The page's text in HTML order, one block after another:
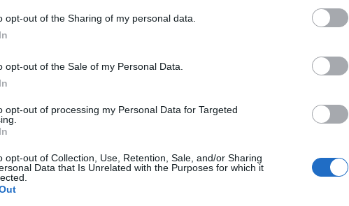
opt-out of the Sharing of my personal data.
opt-out of the Sale of my Personal Data.
opt-out of processing my Personal Data for Targeted
opt-out of Collection, Use, Retention, Sale, and/or Sharing
Data that Is Unrelated with the Purposes for which it
portfolio.hu hírarchívumához tartozik, melynek olvasása előfizetéses
tartalmazza:
cikkarchívum
elmúlt 2 év napon belüli
Előfizetés